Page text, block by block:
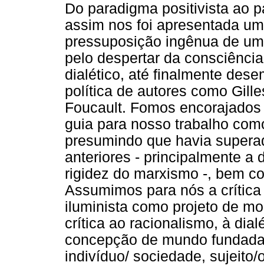
Do paradigma positivista ao
assim nos foi apresentada
pressuposição ingênua de
pelo despertar da
dialético, até finalmente
política de autores como
Foucault. Fomos
guia para nosso trabalho
presumindo que havia
anteriores - principalmente a
rigidez do marxismo -, bem
Assumimos para nós a
iluminista como projeto de
crítica ao racionalismo, à
concepção de mundo
indivíduo/ sociedade, sujeito/